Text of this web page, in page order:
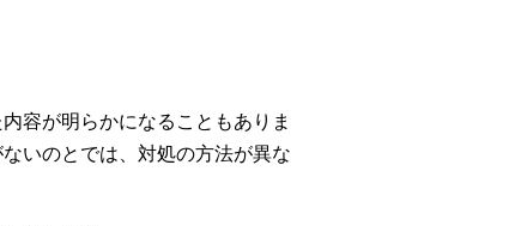
容が明らかになることもありま
いのとでは、対処の方法が異な